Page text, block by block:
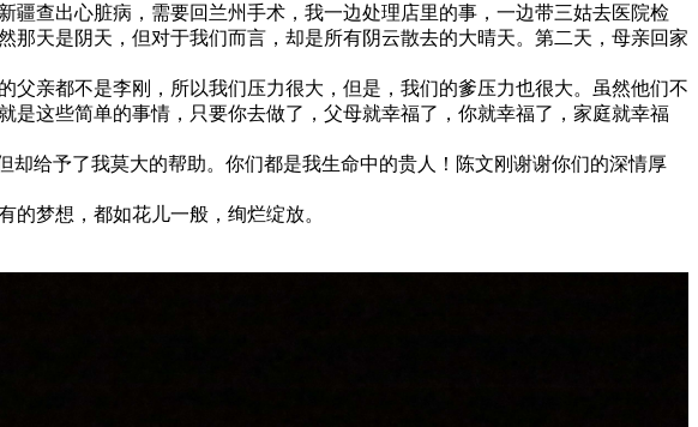
查出心脏病，需要回兰州手术，我一边处理店里的事，一边带三姑去医院检
天是阴天，但对于我们而言，却是所有阴云散去的大晴天。第二天，母亲回家
亲都不是李刚，所以我们压力很大，但是，我们的爹压力也很大。虽然他们不
这些简单的事情，只要你去做了，父母就幸福了，你就幸福了，家庭就幸福
给予了我莫大的帮助。你们都是我生命中的贵人！陈文刚谢谢你们的深情厚
梦想，都如花儿一般，绚烂绽放。